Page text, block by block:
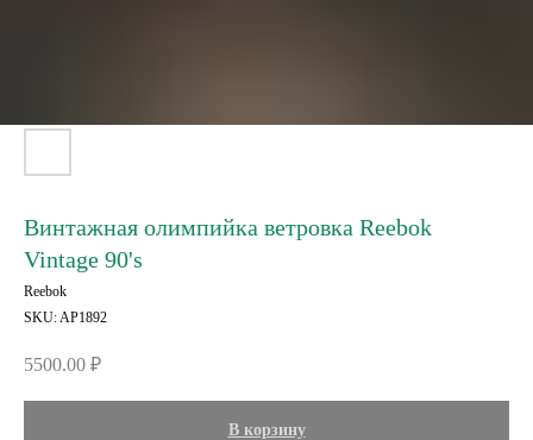
Винтажная олимпийка ветровка Reebok
Vintage 90's
Reebok
SKU:AP1892
5500.00 ₽
В корзину